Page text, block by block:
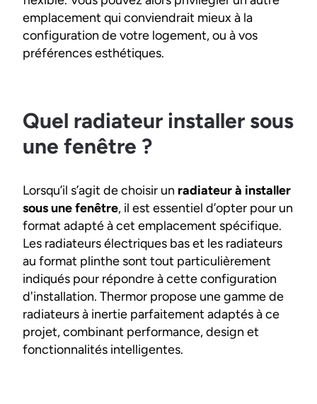
emplacement qui conviendrait mieux à la
configuration de votre logement, ou à vos
préférences esthétiques.
Quel radiateur installer sous
une fenêtre ?
Lorsqu’il s’agit de choisir un radiateur à installer
sous une fenêtre, il est essentiel d’opter pour un
format adapté à cet emplacement spécifique.
Les radiateurs électriques bas et les radiateurs
au format plinthe sont tout particulièrement
indiqués pour répondre à cette configuration
d'installation. Thermor propose une gamme de
radiateurs à inertie parfaitement adaptés à ce
projet, combinant performance, design et
fonctionnalités intelligentes.